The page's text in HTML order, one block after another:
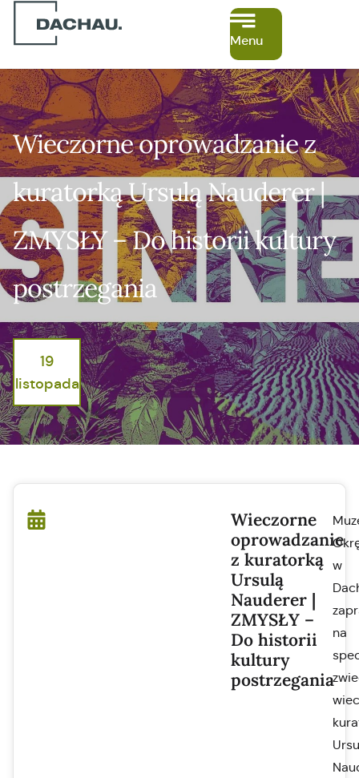
Menu
Wieczorne oprowadzanie z
kuratorką Ursulą Nauderer |
ZMYSŁY – Do historii kultury
postrzegania
19
listopada
Wieczorne
oprowadzanie
z kuratorką
Ursulą
Nauderer |
ZMYSŁY –
Do historii
kultury
postrzegania
w
na